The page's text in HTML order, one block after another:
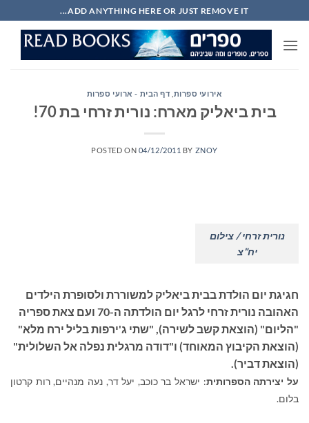
to
content
ADD ANYTHING HERE OR JUST REMOVE IT...
אירועי ספרות דף הבית - ארועי ספרות
בית ביאליק מארח: נורית זרחי בת 70!
POSTED ON 04/12/2011 BY ZNOY
נורית זרחי / צילום
יח"צ
חגיגת יום הולדת בבית ביאליק למשוררת ולסופרת הילדים
האהובה נורית זרחי לרגל יום הולדתה ה-70 ועם צאת ספריה
"הליום" (הוצאת קשב לשירה), "שתי ג'ירפות בליל ירח מלא"
(הוצאת הקיבוץ המאוחד) ו"דודה מרגלית נפלה אל השלולית"
(הוצאת דביר).
על יצירתה הספרותית: ישראל בר כוכב, יעל דר, נעה מנהיים, רות קרטון
בלום.